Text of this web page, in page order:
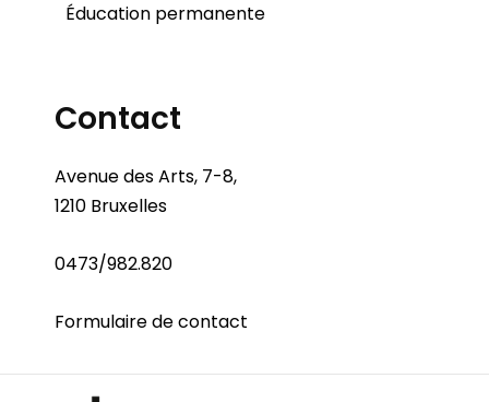
Éducation permanente
Contact
Avenue des Arts, 7-8,
1210 Bruxelles
0473/982.820
Formulaire de contact